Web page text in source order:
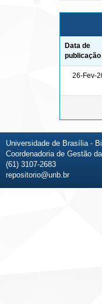
Data de
publicação
26-Fev-
Universidade de Brasília -
Coordenadoria de Gestão
(61) 3107-2683
repositorio@unb.br